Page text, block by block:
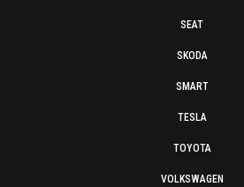
SEAT
SKODA
SMART
TESLA
TOYOTA
VOLKSWAGEN